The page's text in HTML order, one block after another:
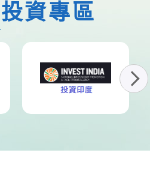
投資專區